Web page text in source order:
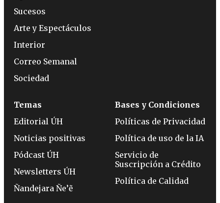
Sucesos
Arte y Espectáculos
Interior
Correo Semanal
Sociedad
Temas
Editorial ÚH
Noticias positivas
Pódcast ÚH
Newsletters ÚH
Ñandejara Ñe’ẽ
Bases y Condiciones
Políticas de Privacidad
Política de uso de la IA
Servicio de
Suscripción a Crédito
Política de Calidad